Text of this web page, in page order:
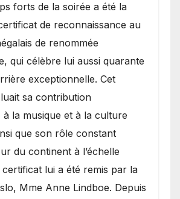
forts de la soirée a été la
de reconnaissance au
de renommée
qui célèbre lui aussi quarante
exceptionnelle. Cet
sa contribution
à la musique et à la culture
que son rôle constant
du continent à l’échelle
certificat lui a été remis par la
Mme Anne Lindboe. Depuis